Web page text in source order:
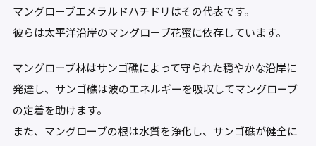
マングローブエメラルドハチドリはその代表です。
彼らは太平洋沿岸のマングローブ花蜜に依存しています。
マングローブ林はサンゴ礁によって守られた穏やかな沿岸に
発達し、サンゴ礁は波のエネルギーを吸収してマングローブ
の定着を助けます。
また、マングローブの根は水質を浄化し、サンゴ礁が健全に